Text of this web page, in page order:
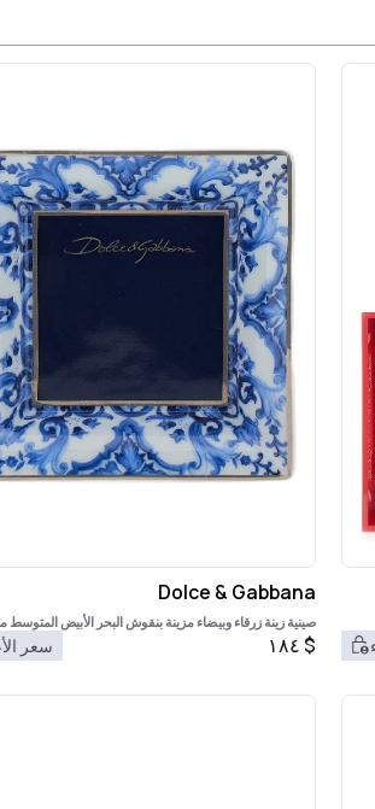
Dolce & Gabbana
صينية زينة زرقاء وبيضاء مزينة بنقوش البحر الأبيض المتوسط
البورسلين
$١٨٤ سعر